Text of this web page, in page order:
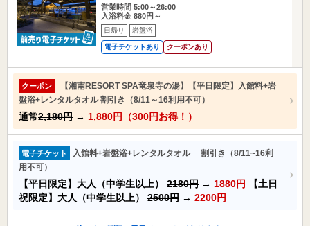
営業時間 5:00～26:00
入浴料金 880円～
日帰り 岩盤浴
電子チケットあり クーポンあり
クーポン
【湘南RESORT SPA竜泉寺の湯】【平日限定】入館料+岩
盤浴+レンタルタオル 割引き（8/11～16利用不可）
通常2,180円 → 1,880円（300円お得！）
電子チケット
入館料+岩盤浴+レンタルタオル 割引き（8/11~16利
用不可）
【平日限定】大人（中学生以上） 2180円 → 1880円
【土日
祝限定】大人（中学生以上） 2500円 → 2200円